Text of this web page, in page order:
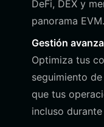
DeFi, DEX y
panorama EVM.
Gestión
Optimiza tus
seguimiento
que tus
incluso